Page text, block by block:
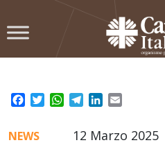
to
Facebook
TwitterWhatsApp
TelegramLinkedIn
12 Marzo 2025
NEWS